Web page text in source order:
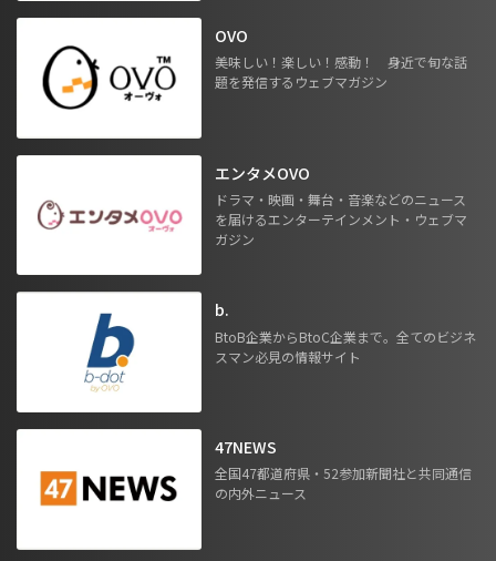
OVO
美味しい！楽しい！感動！ 身近で旬な話
題を発信するウェブマガジン
エンタメOVO
ドラマ・映画・舞台・音楽などのニュース
を届けるエンターテインメント・ウェブマ
ガジン
b.
BtoB企業からBtoC企業まで。全てのビジネ
スマン必見の情報サイト
47NEWS
全国47都道府県・52参加新聞社と共同通信
の内外ニュース